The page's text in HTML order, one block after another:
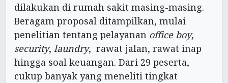
dilakukan di rumah sakit masing-masing.
Beragam proposal ditampilkan, mulai
penelitian tentang pelayanan office boy,
security, laundry, rawat jalan, rawat inap
hingga soal keuangan. Dari 29 peserta,
cukup banyak yang meneliti tingkat